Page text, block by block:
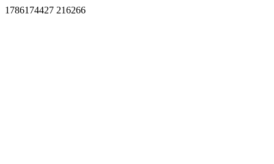
1786174427 216266